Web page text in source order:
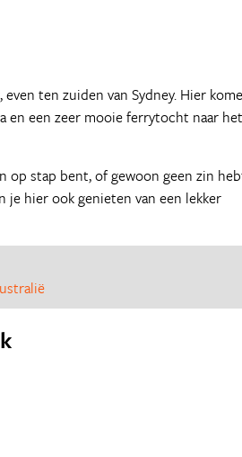
, even ten zuiden van Sydney. Hier
en een zeer mooie ferrytocht naar het
op stap bent, of gewoon geen zin
je hier ook genieten van een lekker